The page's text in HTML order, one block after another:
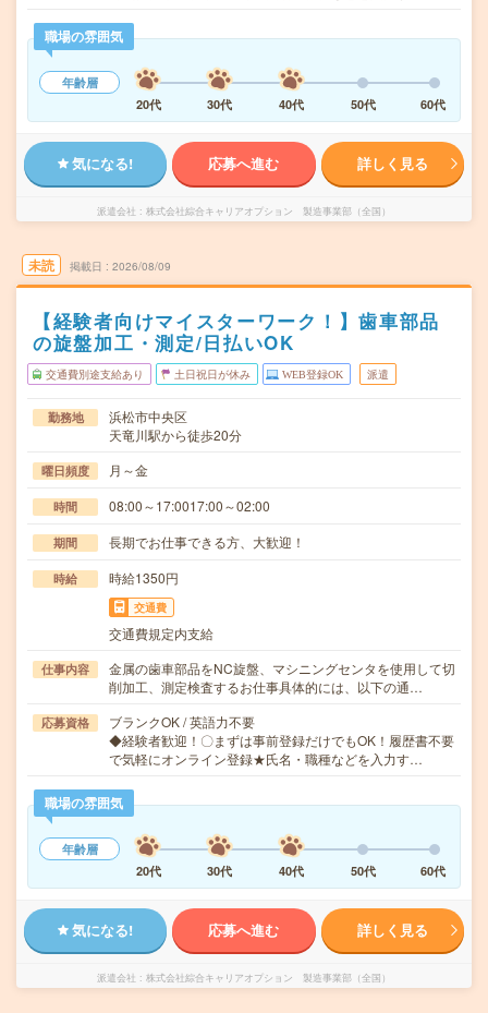
職場の雰囲気
年齢層
20代
30代 40代 50代 60代
気になる! 応募へ進む 詳しく見る
派遣会社 株式会社綜合キャリアオプション 製造事業部（全国）
未読 掲載日 2026/08/09
【経験者向けマイスターワーク！】歯車部品
の旋盤加工・測定/日払いOK
交通費別途支給あり 土日祝日が休み WEB登録OK 派遣
勤務地
浜松市中央区
天竜川駅から徒歩20分
曜日頻度 月～金
時間 08:00～17:0017:00～02:00
期間 長期でお仕事できる方、大歓迎！
時給 時給1350円
交通費
交通費規定内支給
仕事内容
金属の歯車部品をNC旋盤、マシニングセンタを使用して切
削加工、測定検査するお仕事具体的には、以下の通…
応募資格
ブランクOK / 英語力不要
◆経験者歓迎！〇まずは事前登録だけでもOK！履歴書不要
で気軽にオンライン登録★氏名・職種などを入力す…
職場の雰囲気
年齢層
20代
30代 40代 50代 60代
気になる! 応募へ進む 詳しく見る
派遣会社 株式会社綜合キャリアオプション 製造事業部（全国）